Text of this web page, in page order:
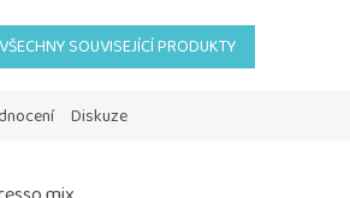
SOUVISEJÍCÍ PRODUKTY
Diskuze